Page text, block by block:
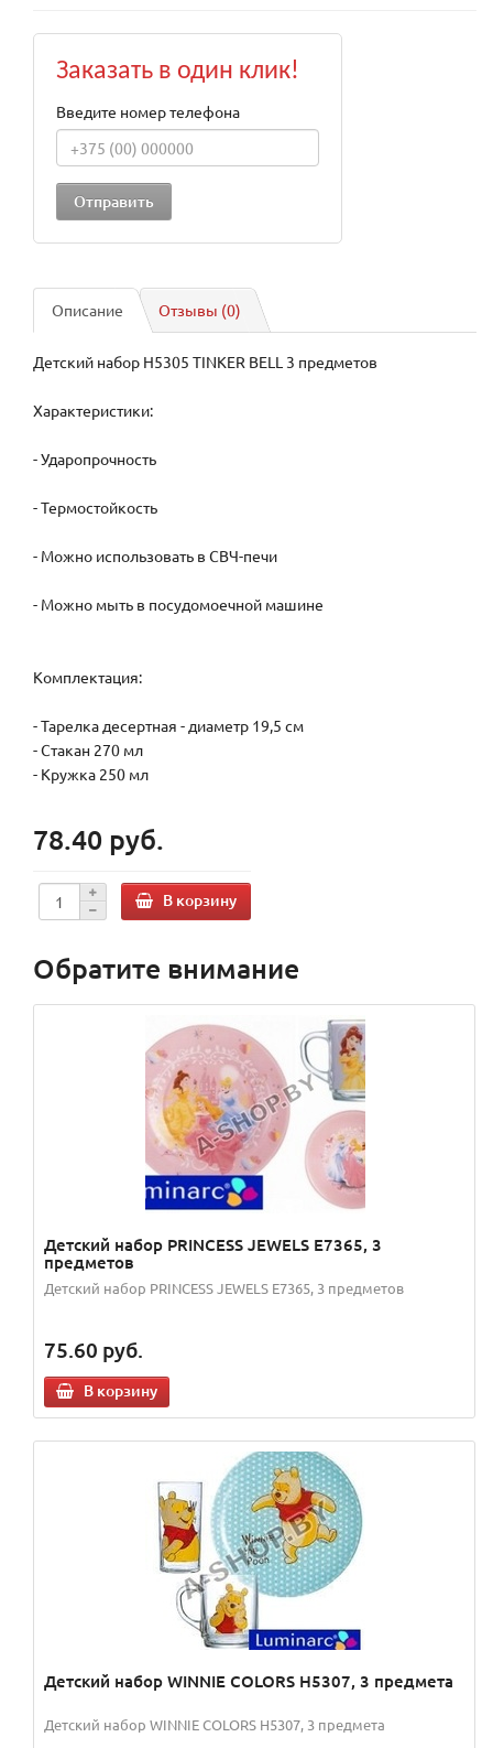
Заказать в один клик!
Введите номер телефона
Описание Отзывы (0)
Детский набор H5305 TINKER BELL 3 предметов
Характеристики:
- Ударопрочность
- Термостойкость
- Можно использовать в СВЧ-печи
- Можно мыть в посудомоечной машине
Комплектация:
- Тарелка десертная - диаметр 19,5 см
- Стакан 270 мл
- Кружка 250 мл
78.40 руб.
В корзину
Обратите внимание
Детский набор PRINCESS JEWELS E7365, 3
предметов
Детский набор PRINCESS JEWELS E7365, 3 предметов
75.60 руб.
В корзину
Детский набор WINNIE COLORS H5307, 3 предмета
Детский набор WINNIE COLORS H5307, 3 предмета